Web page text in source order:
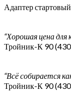
Адаптер
“Хорошая цена
Тройник-К 90
“Всё собирается
Тройник-К 90